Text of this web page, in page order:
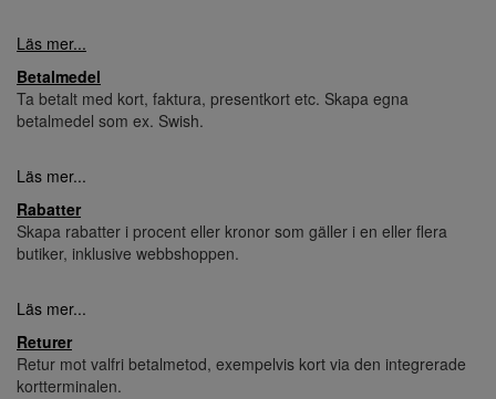
Läs mer...
Betalmedel
Ta betalt med kort, faktura, presentkort etc. Skapa egna
betalmedel som ex. Swish.
Läs mer...
Rabatter
Skapa rabatter i procent eller kronor som gäller i en eller flera
butiker, inklusive webbshoppen.
Läs mer...
Returer
Retur mot valfri betalmetod, exempelvis kort via den integrerade
kortterminalen.